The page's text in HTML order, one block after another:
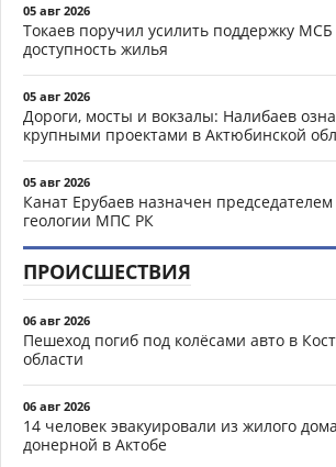
05 авг 2026
Токаев поручил усилить поддержку
доступность жилья
05 авг 2026
Дороги, мосты и вокзалы: Налибаев
крупными проектами в Актюбинской
05 авг 2026
Канат Ерубаев назначен
геологии МПС РК
ПРОИСШЕСТВИЯ
06 авг 2026
Пешеход погиб под колёсами авто в
области
06 авг 2026
14 человек эвакуировали из жилого
донерной в Актобе